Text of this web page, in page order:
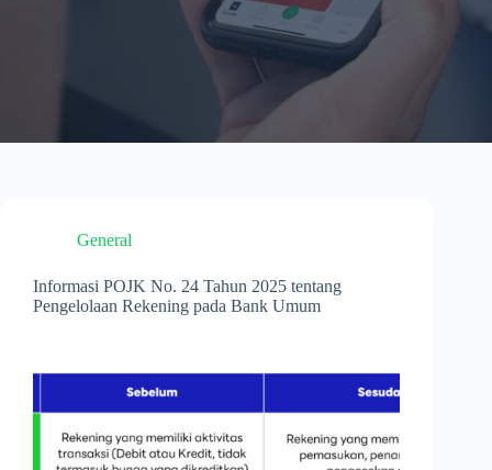
General
Informasi POJK No. 24 Tahun 2025 tentang
Pengelolaan Rekening pada Bank Umum